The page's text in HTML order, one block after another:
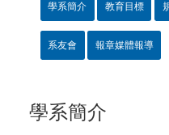
學系簡介 教育目標
系友會 報章媒體報導
學系簡介